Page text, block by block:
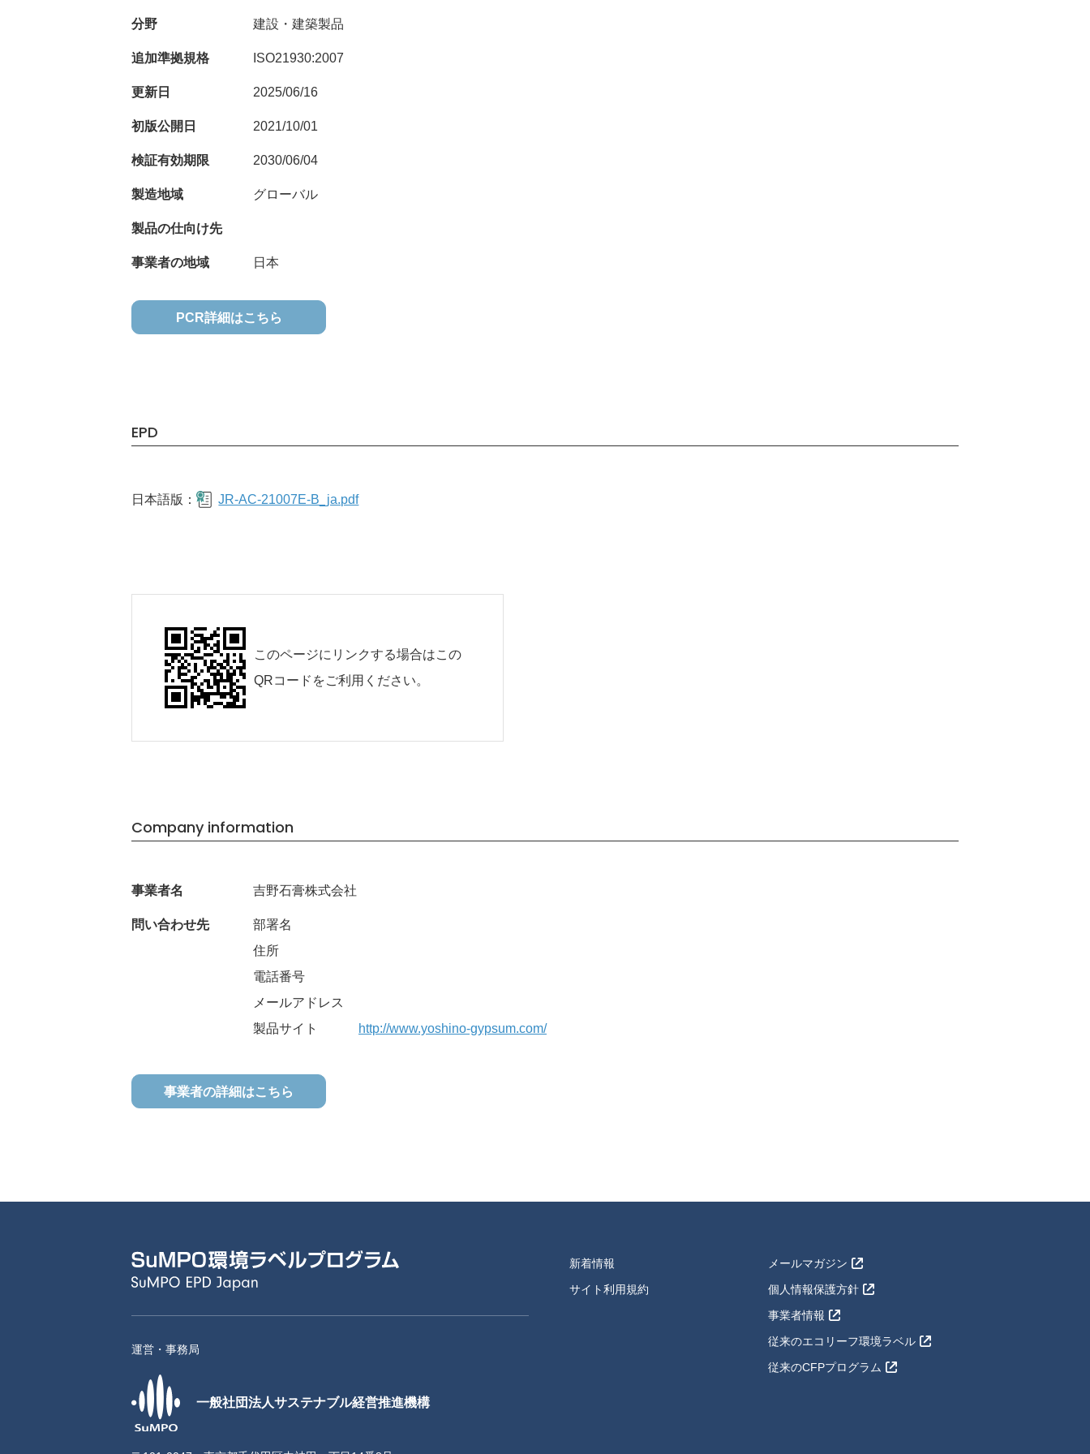
分野 建設・建築製品
追加準拠規格 ISO21930:2007
更新日 2025/06/16
初版公開日 2021/10/01
検証有効期限 2030/06/04
製造地域 グローバル
製品の仕向け先
事業者の地域 日本
PCR詳細はこちら
EPD
日本語版： JR-AC-21007E-B_ja.pdf
このページにリンクする場合はこの
QRコードをご利用ください。
Company information
事業者名 吉野石膏株式会社
問い合わせ先
部署名
住所
電話番号
メールアドレス
製品サイト
http://www.yoshino-gypsum.com/
事業者の詳細はこちら
運営・事務局
一般社団法人サステナブル経営推進機構
新着情報
サイト利用規約
メールマガジン
個人情報保護方針
事業者情報
従来のエコリーフ環境ラベル
従来のCFPプログラム